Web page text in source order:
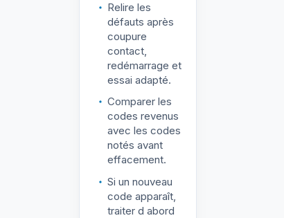
Relire les
défauts après
coupure
contact,
redémarrage et
essai adapté.
Comparer les
codes revenus
avec les codes
notés avant
effacement.
Si un nouveau
code apparaît,
traiter d abord